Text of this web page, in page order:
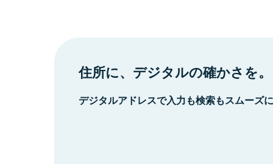
住所に、デジタルの確かさを。
デジタルアドレスで入力も検索もスムーズ